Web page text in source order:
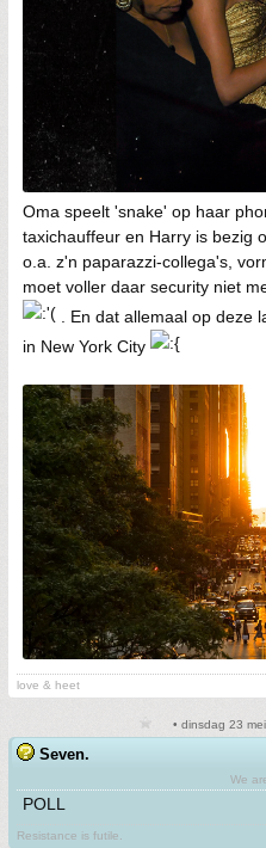
Oma speelt 'snake' op haar
taxichauffeur en Harry is bezig
o.a. z'n paparazzi-collega's,
moet voller daar security niet
. En dat allemaal op deze
in New York City
love & heet
• dinsdag 23
Seven.
We
POLL
Resistance is futile.